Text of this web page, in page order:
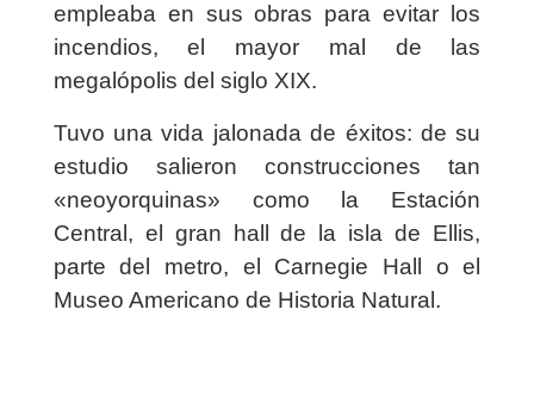
empleaba en sus obras para evitar los
incendios, el mayor mal de las
megalópolis del siglo XIX.
Tuvo una vida jalonada de éxitos: de su
estudio salieron construcciones tan
«neoyorquinas» como la Estación
Central, el gran hall de la isla de Ellis,
parte del metro, el Carnegie Hall o el
Museo Americano de Historia Natural.